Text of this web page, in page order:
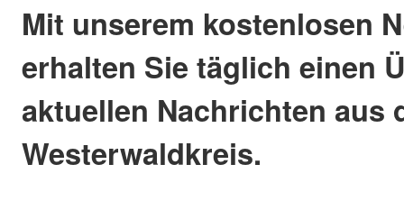
Mit unserem kostenlosen
erhalten Sie täglich einen
aktuellen Nachrichten aus
Westerwaldkreis.